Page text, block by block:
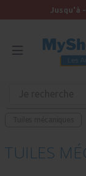
Jusqu'à
TUILES